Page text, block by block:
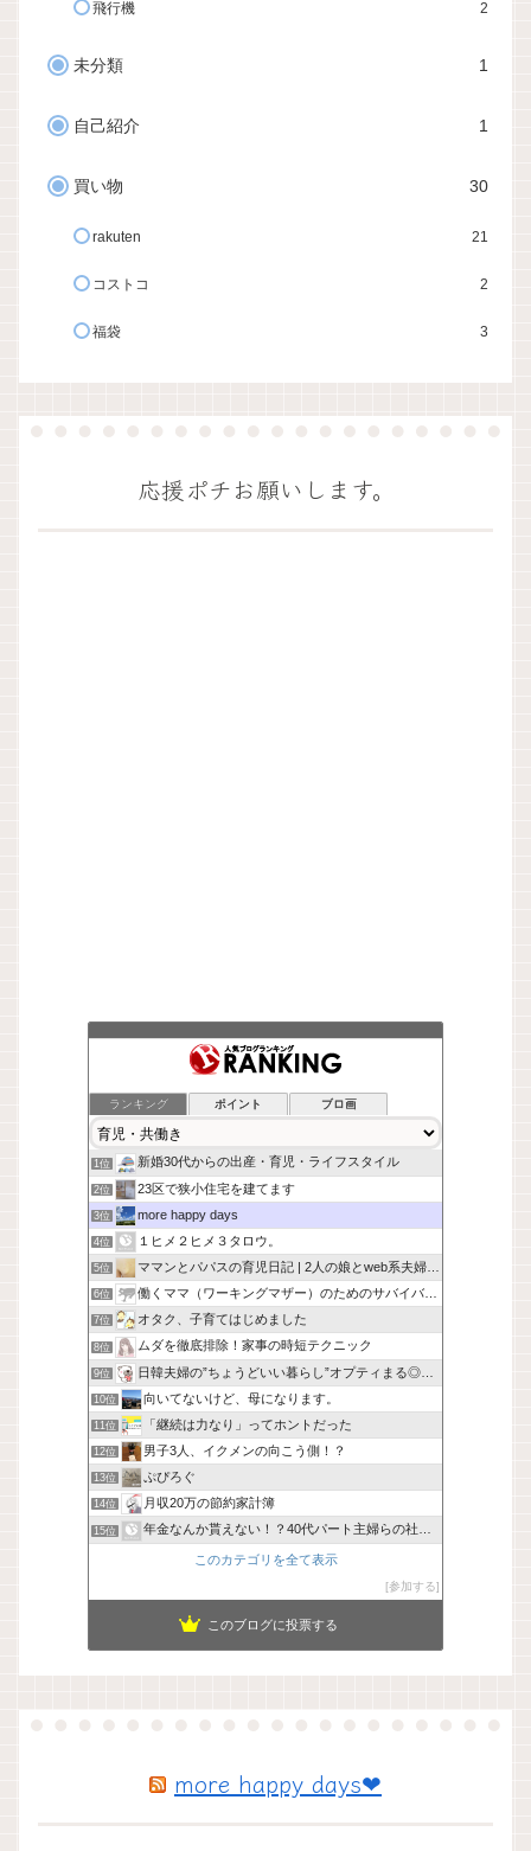
飛行機 2
未分類 1
自己紹介 1
買い物 30
rakuten 21
コストコ 2
福袋 3
応援ポチお願いします。
ランキング ポイント ブロ画
1位 新婚30代からの出産・育児・ライフスタイル
2位 23区で狭小住宅を建てます
3位 more happy days
4位 １ヒメ２ヒメ３タロウ。
5位 ママンとパパスの育児日記 | 2人の娘とweb系夫婦の日常
6位 働くママ（ワーキングマザー）のためのサバイバル作戦 -
7位 オタク、子育てはじめました
8位 ムダを徹底排除！家事の時短テクニック
9位 日韓夫婦の”ちょうどいい暮らし”オプティまる◎手帖
10位 向いてないけど、母になります。
11位 「継続は力なり」ってホントだった
12位 男子3人、イクメンの向こう側！？
13位 ぷぴろぐ
14位 月収20万の節約家計簿
15位 年金なんか貰えない！？40代パート主婦らの社会保険に未来はあ
このカテゴリを全て表示
参加する
このブログに投票する
more happy days❤